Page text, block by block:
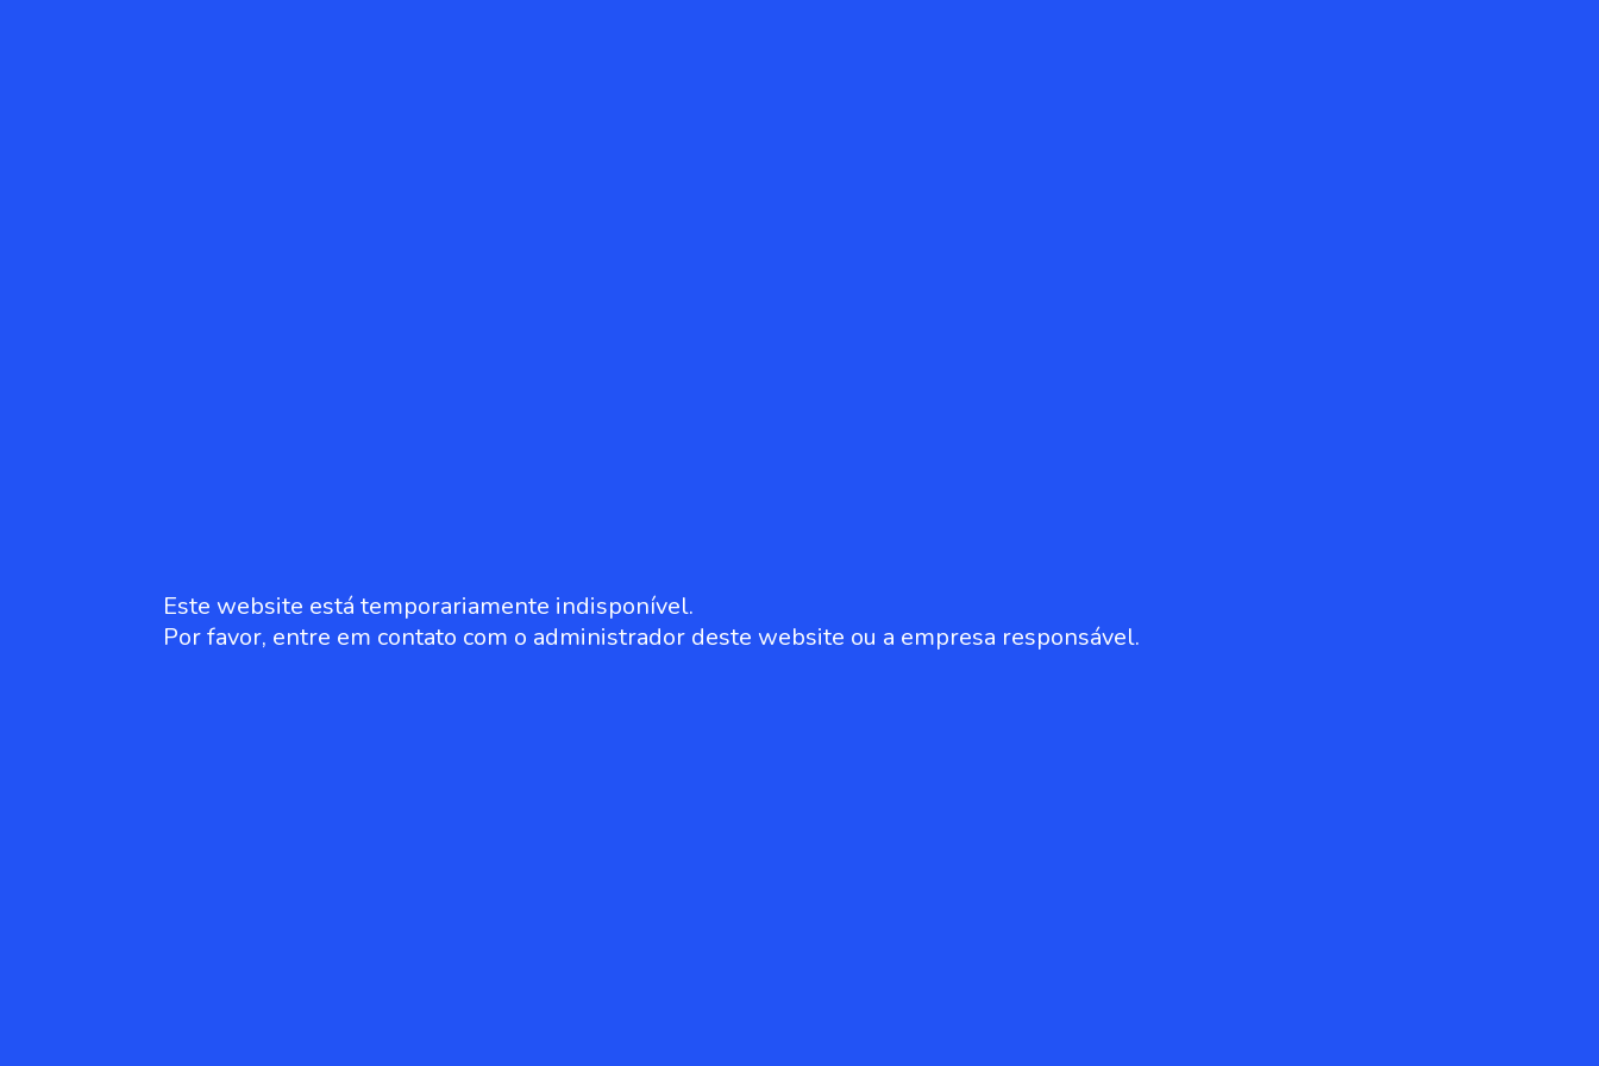
Este website está temporariamente indisponível.
Por favor, entre em contato com o administrador deste website ou a empresa responsável.